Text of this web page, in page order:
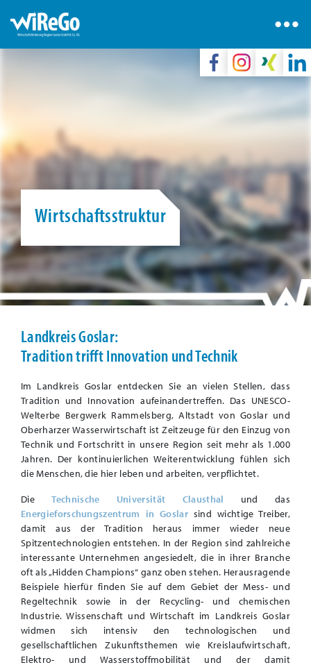
Wirtschaftsstruktur
Landkreis Goslar:
Tradition trifft Innovation und Technik
Im Landkreis Goslar entdecken Sie an vielen Stellen, dass
Tradition und Innovation aufeinandertreffen. Das UNESCO-
Welterbe Bergwerk Rammelsberg, Altstadt von Goslar und
Oberharzer Wasserwirtschaft ist Zeitzeuge für den Einzug von
Technik und Fortschritt in unsere Region seit mehr als 1.000
Jahren. Der kontinuierlichen Weiterentwicklung fühlen sich
die Menschen, die hier leben und arbeiten, verpflichtet.
DieTechnische Universität Clausthal und das
Energieforschungszentrum in Goslarsind wichtige Treiber,
damit aus der Tradition heraus immer wieder neue
Spitzentechnologien entstehen. In der Region sind zahlreiche
interessante Unternehmen angesiedelt, die in ihrer Branche
oft als „Hidden Champions“ ganz oben stehen. Herausragende
Beispiele hierfür finden Sie auf dem Gebiet der Mess- und
Regeltechnik sowie in der Recycling- und chemischen
Industrie. Wissenschaft und Wirtschaft im Landkreis Goslar
widmen sich intensiv den technologischen und
gesellschaftlichen Zukunftsthemen wie Kreislaufwirtschaft,
Elektro- und Wasserstoffmobilität und der damit